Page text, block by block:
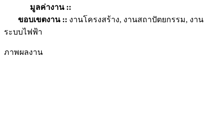
มูลค่างาน ::
ขอบเขตงาน :: งานโครงสร้าง, งานสถาปัตยกรรม, งาน
ระบบไฟฟ้า
ภาพผลงาน